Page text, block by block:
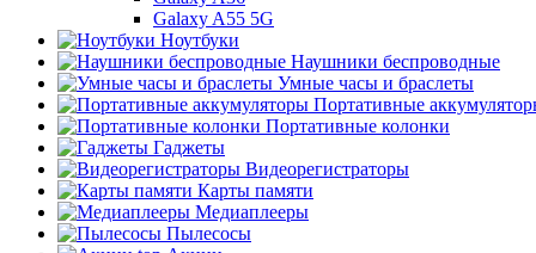
Galaxy A55 5G
Ноутбуки
Наушники беспроводные
Умные часы и браслеты
Портативные
Портативные колонки
Гаджеты
Видеорегистраторы
Карты памяти
Медиаплееры
Пылесосы